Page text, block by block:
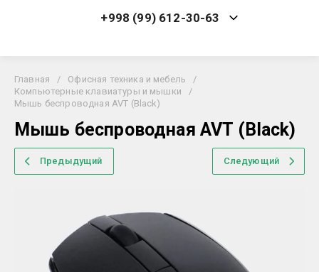
+998 (99) 612-30-63
Главная / Офисная техника и мебель
/
Компьютерные клавиатуры и мышки
/
Мышь беспроводная AVT (Black)
Мышь беспроводная AVT (Black)
Предыдущий Следующий